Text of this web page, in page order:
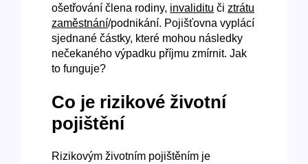
ošetřování člena rodiny, invaliditu čiztrátu
zaměstnání/podnikání. Pojišťovna vyplácí
sjednané částky, které mohou následky
nečekaného výpadku příjmu zmírnit. Jak
to funguje?
Co je rizikové životní
pojištění
Rizikovým životním pojištěním je